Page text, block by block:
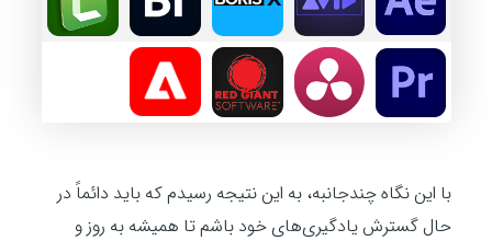
با این نگاه چندجانبه، به این نتیجه رسیدم که باید دائماً در
حال گسترش یادگیری‌های خود باشم تا همیشه به روز و